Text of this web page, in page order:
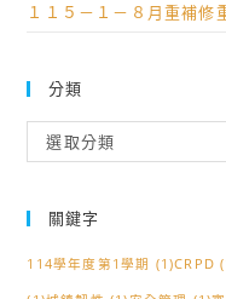
１１５－１－８月重補修
分類
類
選取分類
關鍵字
114學年度第1學期 (1)CRPD